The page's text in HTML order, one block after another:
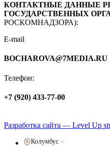
КОНТАКТНЫЕ ДАННЫЕ
ГОСУДАРСТВЕННЫХ
РОСКОМНАДЗОРА):
E-mail
BOCHAROVA@7MEDIA.RU
Телефон:
+7 (920) 433-77-00
Разработка сайта — Level Up
Колумбус